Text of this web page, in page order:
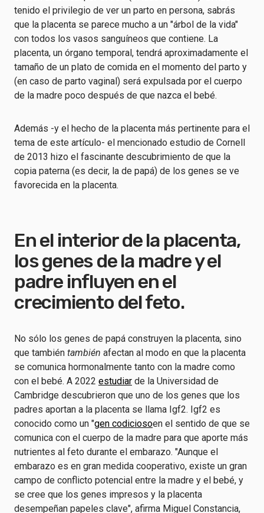
tenido el privilegio de ver un parto en persona, sabrás
que la placenta se parece mucho a un "árbol de la vida"
con todos los vasos sanguíneos que contiene. La
placenta, un órgano temporal, tendrá aproximadamente el
tamaño de un plato de comida en el momento del parto y
(en caso de parto vaginal) será expulsada por el cuerpo
de la madre poco después de que nazca el bebé.
Además -y el hecho de la placenta más pertinente para el
tema de este artículo- el mencionado estudio de Cornell
de 2013 hizo el fascinante descubrimiento de que la
copia paterna (es decir, la de papá) de los genes se ve
favorecida en la placenta.
En el interior de la placenta,
los genes de la madre y el
padre influyen en el
crecimiento del feto.
No sólo los genes de papá construyen la placenta, sino
que también también afectan al modo en que la placenta
se comunica hormonalmente tanto con la madre como
con el bebé. A 2022 estudiar de la Universidad de
Cambridge descubrieron que uno de los genes que los
padres aportan a la placenta se llama Igf2. Igf2 es
conocido como un "gen codiciosoen el sentido de que se
comunica con el cuerpo de la madre para que aporte más
nutrientes al feto durante el embarazo. "Aunque el
embarazo es en gran medida cooperativo, existe un gran
campo de conflicto potencial entre la madre y el bebé, y
se cree que los genes impresos y la placenta
desempeñan papeles clave", afirma Miguel Constancia,